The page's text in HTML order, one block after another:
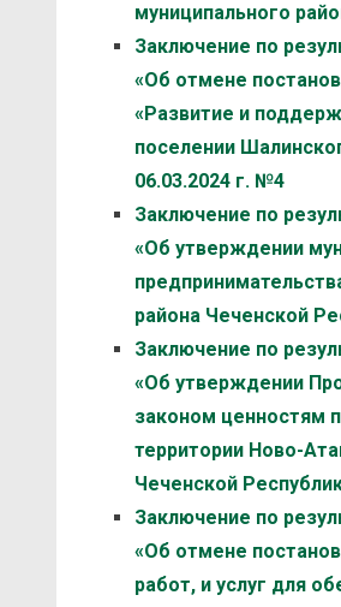
муниципального
Заключение по
«Об отмене
«Развитие и
поселении
06.03.2024 г. №4
Заключение по
«Об утверждении
района Чеченской
Заключение по
«Об утверждении
законом ценностям
территории Ново-
Чеченской
Заключение по
«Об отмене
работ, и услуг для